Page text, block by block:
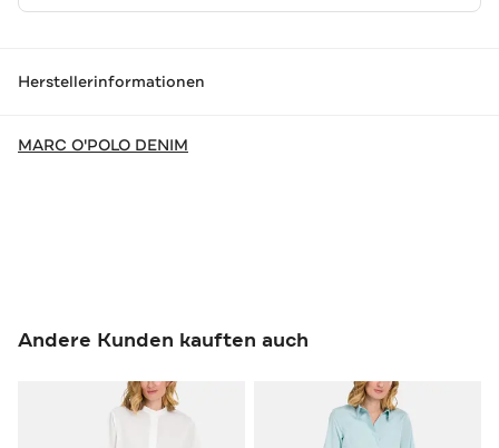
Herstellerinformationen
MARC O'POLO DENIM
Andere Kunden kauften auch